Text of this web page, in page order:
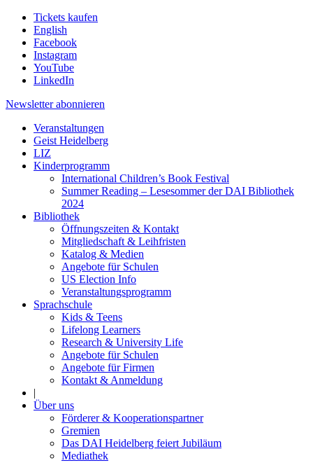
Tickets kaufen
English
Facebook
Instagram
YouTube
LinkedIn
Newsletter abonnieren
Veranstaltungen
Geist Heidelberg
LIZ
Kinderprogramm
International Children’s Book Festival
Summer Reading – Lesesommer der DAI Bibliothek
2024
Bibliothek
Öffnungszeiten & Kontakt
Mitgliedschaft & Leihfristen
Katalog & Medien
Angebote für Schulen
US Election Info
Veranstaltungsprogramm
Sprachschule
Kids & Teens
Lifelong Learners
Research & University Life
Angebote für Schulen
Angebote für Firmen
Kontakt & Anmeldung
|
Über uns
Förderer & Kooperationspartner
Gremien
Das DAI Heidelberg feiert Jubiläum
Mediathek